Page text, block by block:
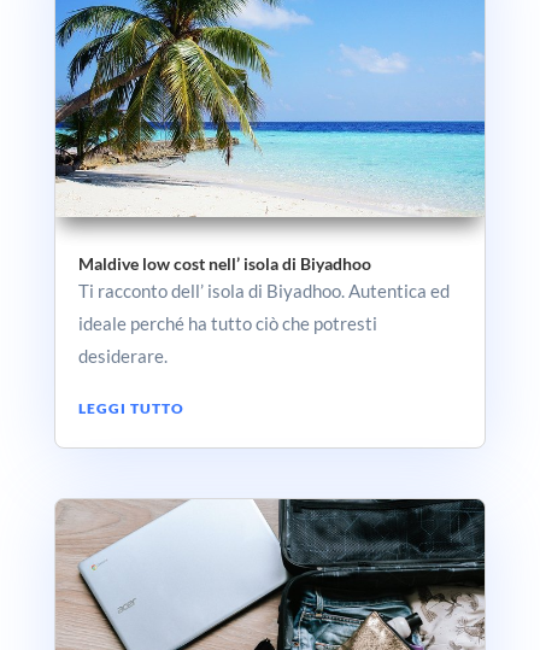
Maldive low cost nell’ isola di Biyadhoo
Ti racconto dell’ isola di Biyadhoo. Autentica ed
ideale perché ha tutto ciò che potresti
desiderare.
LEGGI TUTTO